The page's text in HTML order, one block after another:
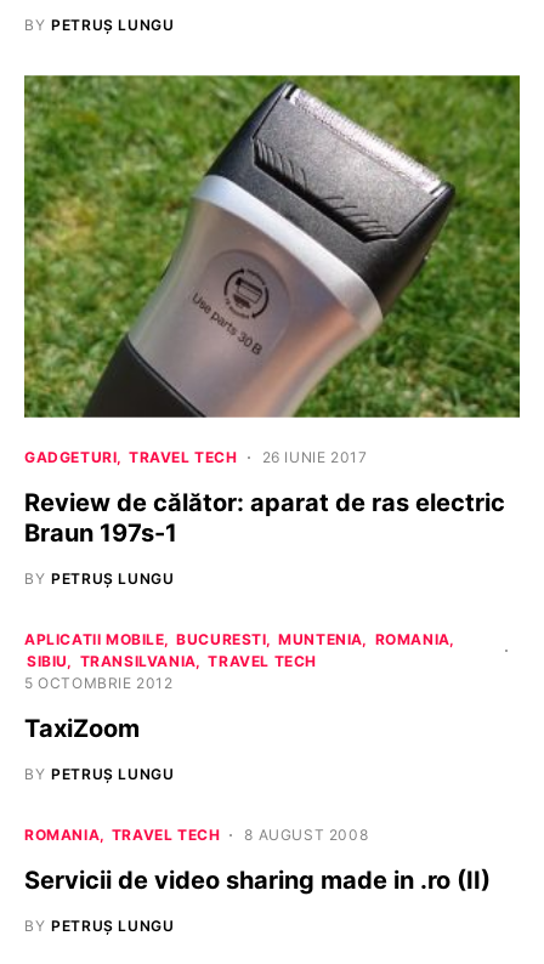
BY PETRUȘ LUNGU
GADGETURI TRAVEL TECH 26 IUNIE 2017
Review de călător: aparat de ras electric
Braun 197s-1
BY PETRUȘ LUNGU
APLICATII MOBILE BUCURESTI MUNTENIA
ROMANIA
SIBIU
TRANSILVANIA
TRAVEL TECH
5 OCTOMBRIE 2012
TaxiZoom
BY PETRUȘ LUNGU
ROMANIA TRAVEL TECH 8 AUGUST 2008
Servicii de video sharing made in .ro (II)
BY PETRUȘ LUNGU